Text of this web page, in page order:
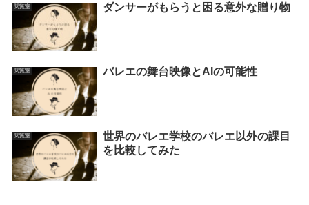
閲覧室 ダンサーがもらうと困る意外な贈り物
閲覧室 バレエの舞台映像とAIの可能性
閲覧室
世界のバレエ学校のバレエ以外の課目
を比較してみた